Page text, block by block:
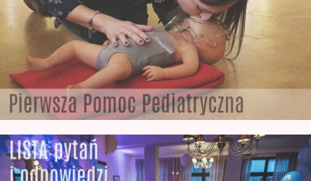
wyszkolony Fotograf Noworodkowy